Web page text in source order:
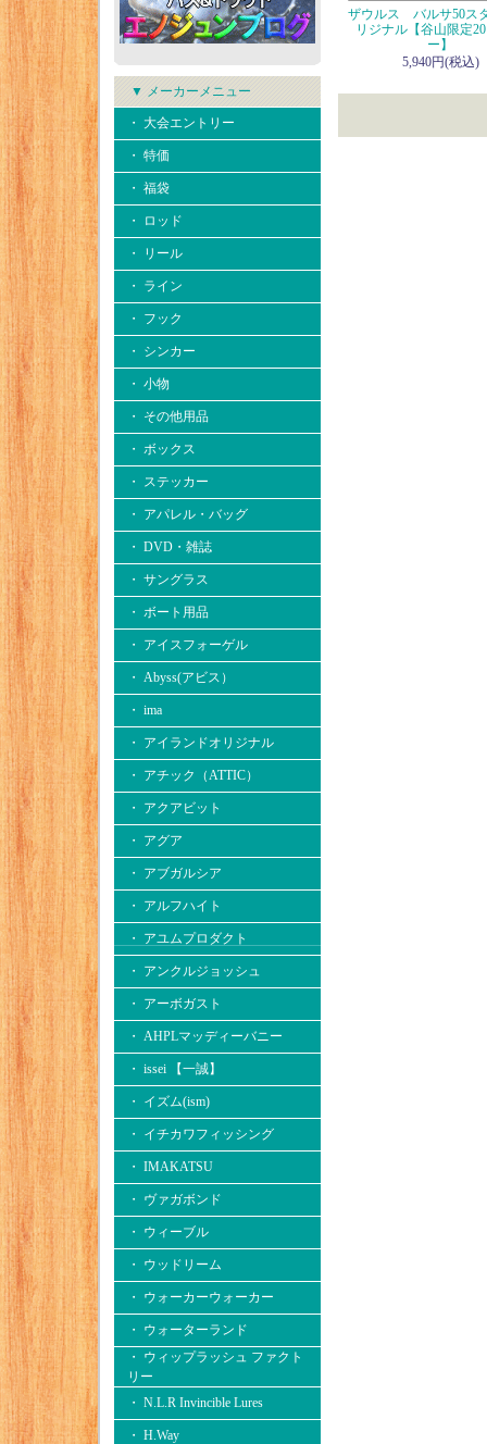
▼ メーカーメニュー
・ 大会エントリー
・ 特価
・ 福袋
・ ロッド
・ リール
・ ライン
・ フック
・ シンカー
・ 小物
・ その他用品
・ ボックス
・ ステッカー
・ アパレル・バッグ
・ DVD・雑誌
・ サングラス
・ ボート用品
・ アイスフォーゲル
・ Abyss(アビス）
・ ima
・ アイランドオリジナル
・ アチック（ATTIC）
・ アクアビット
・ アグア
・ アブガルシア
・ アルフハイト
・ アユムプロダクト
・ アンクルジョッシュ
・ アーボガスト
・ AHPLマッディーバニー
・ issei 【一誠】
・ イズム(ism)
・ イチカワフィッシング
・ IMAKATSU
・ ヴァガボンド
・ ウィーブル
・ ウッドリーム
・ ウォーカーウォーカー
・ ウォーターランド
・ ウィップラッシュ ファクト
リー
・ N.L.R Invincible Lures
・ H.Way
ザウルス バルサ50ス
リジナル【谷山限定
ー】
5,940円(税込)